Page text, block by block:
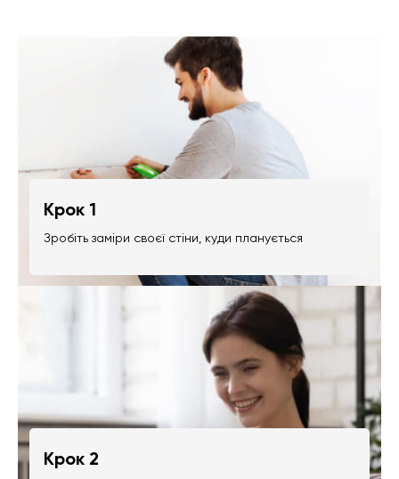
Крок 1
Зробіть заміри своєї стіни, куди планується
Крок 2